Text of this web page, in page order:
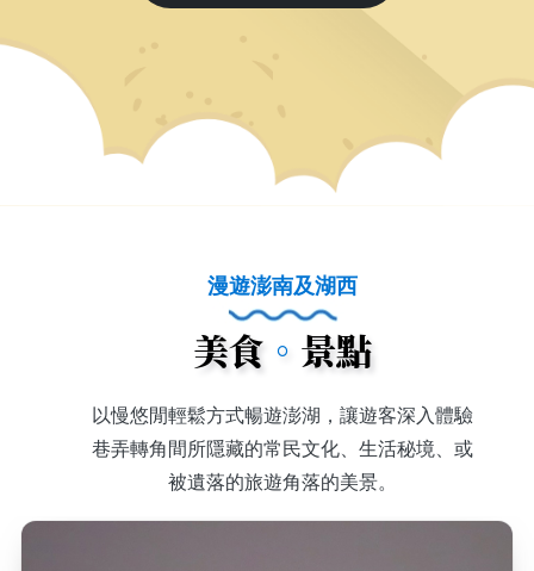
漫遊澎南及湖西
美食 。 景點
以慢悠閒輕鬆方式暢遊澎湖，讓遊客深入體驗
巷弄轉角間所隱藏的常民文化、生活秘境、或
被遺落的旅遊角落的美景。